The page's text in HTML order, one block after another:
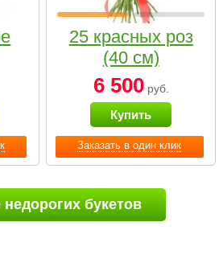
Заказать в один клик
25 красных роз
(40 см)
6 500руб.
Купить
букетов